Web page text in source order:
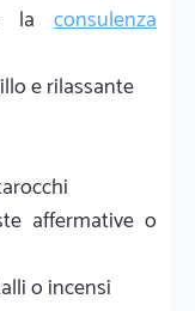
la consulenza
e rilassante
affermative o
o incensi